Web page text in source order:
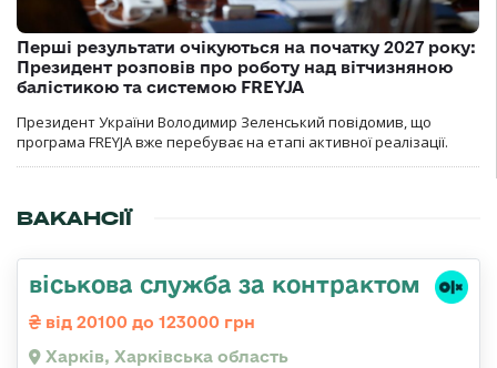
Перші результати очікуються на початку 2027 року:
Президент розповів про роботу над вітчизняною
балістикою та системою FREYJA
Президент України Володимир Зеленський повідомив, що
програма FREYJA вже перебуває на етапі активної реалізації.
ВАКАНСІЇ
віськова служба за контрактом
від 20100 до 123000 грн
Харків, Харківська область